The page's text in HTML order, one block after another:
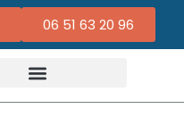
06 51 63 20 96